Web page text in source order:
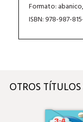
Formato:
ISBN: 978-987-
OTROS